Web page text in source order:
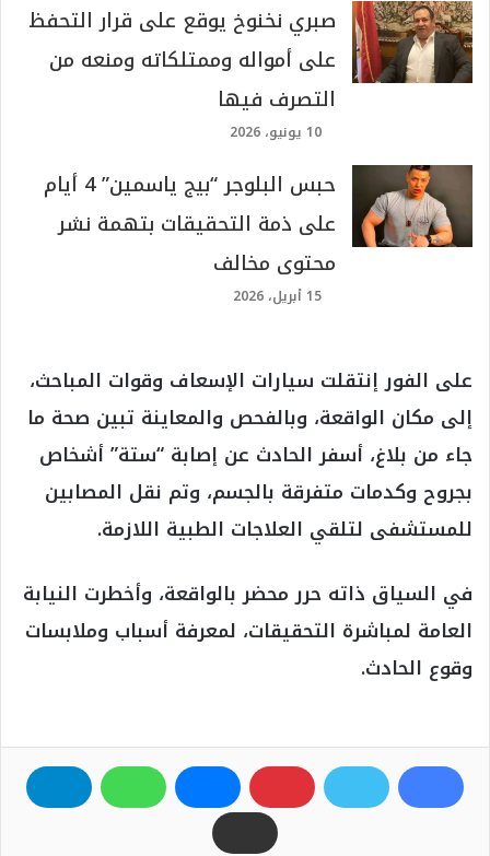
صبري نخنوخ يوقع على قرار التحفظ
على أمواله وممتلكاته ومنعه من
التصرف فيها
10 يونيو، 2026
حبس البلوجر “بيج ياسمين” 4 أيام
على ذمة التحقيقات بتهمة نشر
محتوى مخالف
15 أبريل، 2026
على الفور إنتقلت سيارات الإسعاف وقوات المباحث،
إلى مكان الواقعة، وبالفحص والمعاينة تبين صحة ما
جاء من بلاغ، أسفر الحادث عن إصابة “ستة” أشخاص
بجروح وكدمات متفرقة بالجسم، وتم نقل المصابين
للمستشفى لتلقي العلاجات الطبية اللازمة.
في السياق ذاته حرر محضر بالواقعة، وأخطرت النيابة
العامة لمباشرة التحقيقات، لمعرفة أسباب وملابسات
وقوع الحادث.